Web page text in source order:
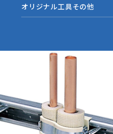
オリジナル工具その他
やC型チャンネルなどと組み合